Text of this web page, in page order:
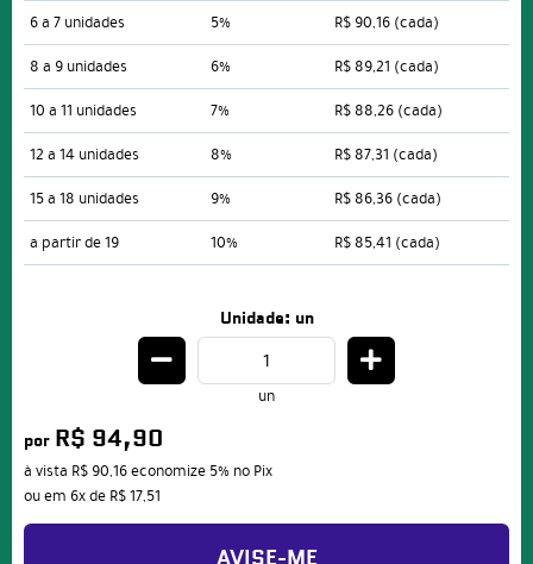
6 a 7 unidades
5% R$ 90,16 (cada)
8 a 9 unidades
6% R$ 89,21 (cada)
10 a 11 unidades
7% R$ 88,26 (cada)
12 a 14 unidades
8% R$ 87,31 (cada)
15 a 18 unidades
9% R$ 86,36 (cada)
a partir de 19
10% R$ 85,41 (cada)
Unidade: un
un
por R$ 94,90
à vista R$ 90,16economize 5% no Pix
ou em 6xde R$ 17,51